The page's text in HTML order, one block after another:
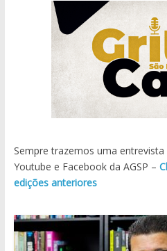
Sempre trazemos uma
Youtube e Facebook da AGSP –
edições anteriores